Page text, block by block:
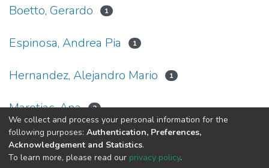
Boetto, Gerardo 1
Espinosa, Andrea Pia 1
Hernandez, Alejandro Mario 1
Marotias, Ana 2
Previous
We collect and process your personal information for the
following purposes: Authentication, Preferences,
Acknowledgement and Statistics.
To learn more, please read our privacy policy.